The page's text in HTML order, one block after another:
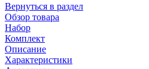
Вернуться в раздел
Обзор товара
Набор
Комплект
Описание
Характеристики